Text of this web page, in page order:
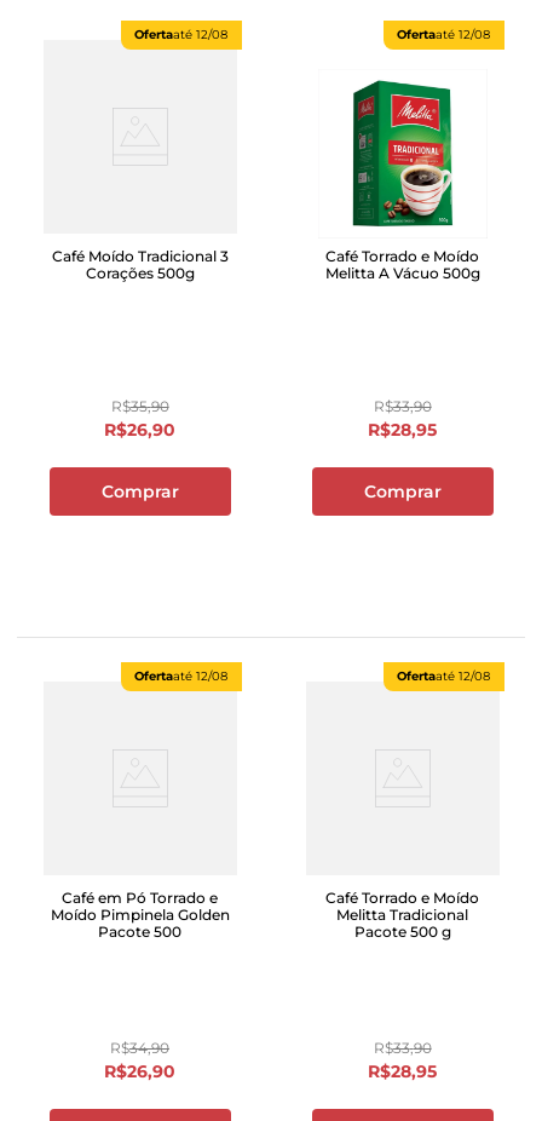
Ofertaaté 12/08
Café Moído Tradicional 3
Corações 500g
R$35,90
R$26,90
Comprar
Ofertaaté 12/08
Café Torrado e Moído
Melitta A Vácuo 500g
R$33,90
R$28,95
Comprar
Ofertaaté 12/08
Café em Pó Torrado e
Moído Pimpinela Golden
Pacote 500
R$34,90
R$26,90
Ofertaaté 12/08
Café Torrado e Moído
Melitta Tradicional
Pacote 500 g
R$33,90
R$28,95